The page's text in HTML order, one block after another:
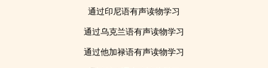
通过印尼语有声读物学习
通过乌克兰语有声读物学习
通过他加禄语有声读物学习